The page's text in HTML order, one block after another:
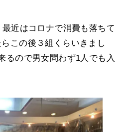
近はコロナで消費も落ちて
この後３組くらいきまし
るので男女問わず1人でも入